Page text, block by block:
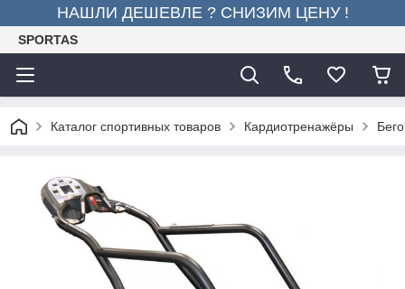
НАШЛИ ДЕШЕВЛЕ ? СНИЗИМ ЦЕНУ !
SPORTAS
Каталог спортивных товаров Кардиотренажёры